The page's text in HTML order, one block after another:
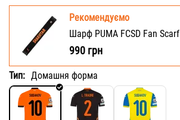
Рекомендуємо
Шарф PUMA FCSD Fan Scarf
990 грн
Тип: Домашня форма